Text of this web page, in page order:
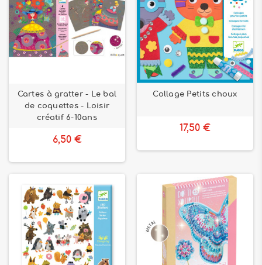
Cartes à gratter - Le bal
de coquettes - Loisir
créatif 6-10ans
6,50 €
Collage Petits choux
17,50 €